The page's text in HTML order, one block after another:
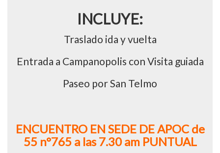
INCLUYE:
Traslado ida y vuelta
Entrada a Campanopolis con Visita guiada
Paseo por San Telmo
ENCUENTRO EN SEDE DE APOC de
55 n°765 a las 7.30 am PUNTUAL